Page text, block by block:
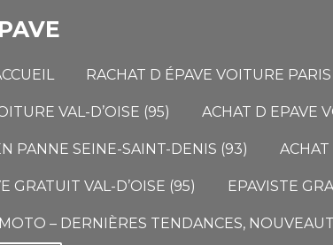
RACHAT D ÉPAVE VOITURE PARIS
VAL-D’OISE (95) ACHAT D EPAVE
PANNE SEINE-SAINT-DENIS (93)
GRATUIT VAL-D’OISE (95) EPAVISTE
– DERNIÈRES TENDANCES,